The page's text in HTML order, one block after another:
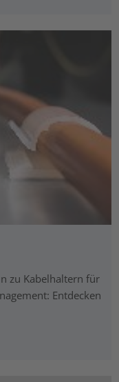
zu Kabelhaltern für
Entdecken